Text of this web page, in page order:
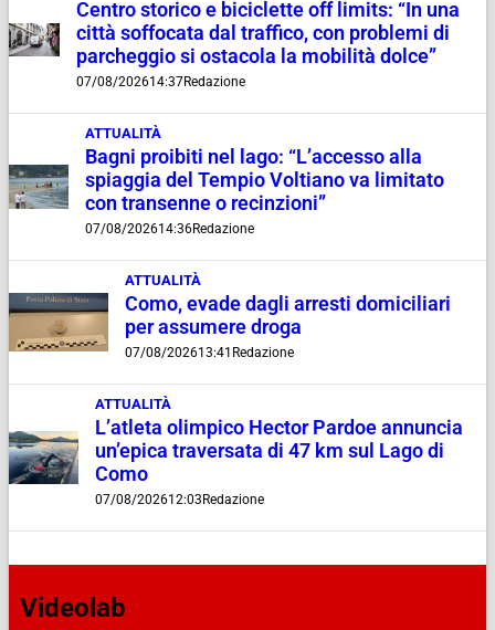
Centro storico e biciclette off limits: “In una
città soffocata dal traffico, con problemi di
parcheggio si ostacola la mobilità dolce”
07/08/202614:37Redazione
ATTUALITÀ
Bagni proibiti nel lago: “L’accesso alla
spiaggia del Tempio Voltiano va limitato
con transenne o recinzioni”
07/08/202614:36Redazione
ATTUALITÀ
Como, evade dagli arresti domiciliari
per assumere droga
07/08/202613:41 Redazione
ATTUALITÀ
L’atleta olimpico Hector Pardoe annuncia
un’epica traversata di 47 km sul Lago di
Como
07/08/202612:03Redazione
Videolab